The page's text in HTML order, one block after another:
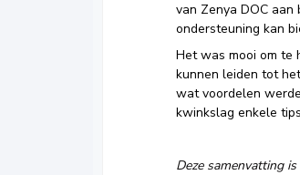
van Zenya DOC
ondersteuning kan
Het was mooi om te
kunnen leiden tot
wat voordelen
kwinkslag enkele
Deze samenvatting